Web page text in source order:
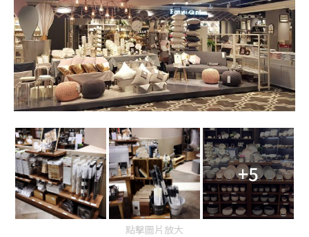
+5
點擊圖片放大